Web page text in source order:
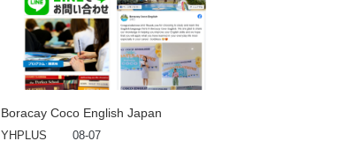
Boracay Coco English Japan
YHPLUS 08-07